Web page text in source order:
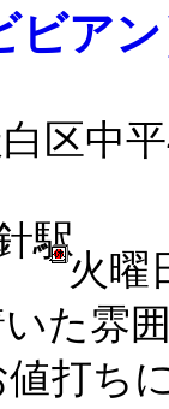
ビア
区中
駅
火曜
た雰
打ち